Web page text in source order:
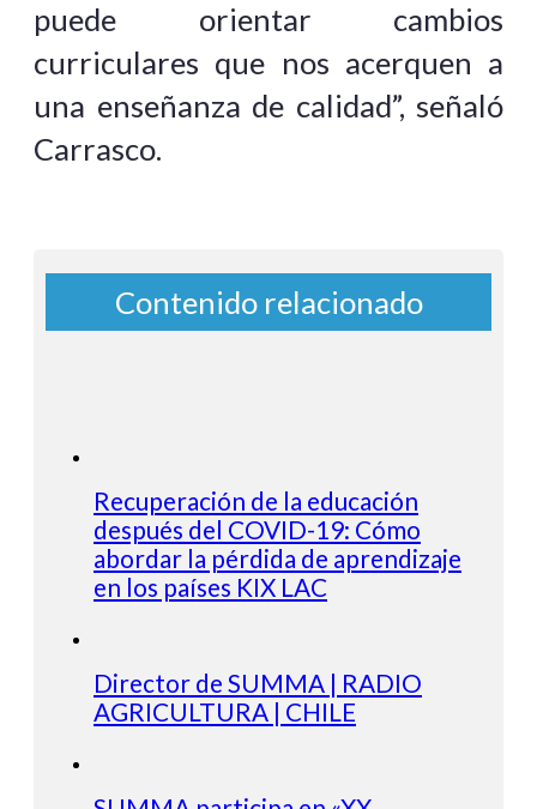
puede orientar cambios
curriculares que nos acerquen a
una enseñanza de calidad”, señaló
Carrasco.
Contenido relacionado
Recuperación de la educación
después del COVID-19: Cómo
abordar la pérdida de aprendizaje
en los países KIX LAC
Director de SUMMA | RADIO
AGRICULTURA | CHILE